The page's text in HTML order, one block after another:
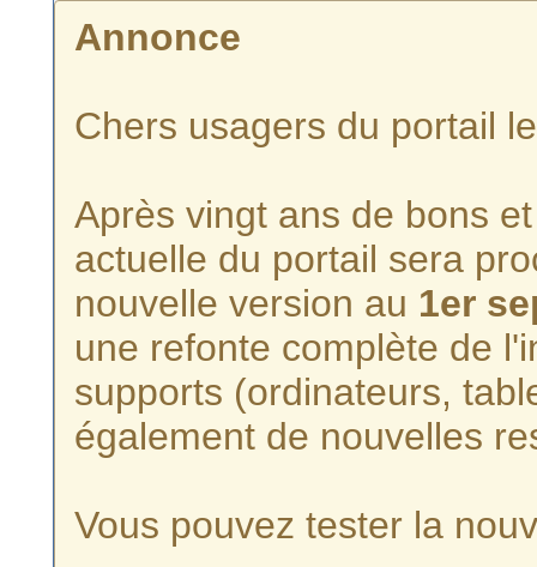
Annonce
Chers usagers du portail
Après vingt ans de bons
actuelle du portail sera
nouvelle version au 1er
une refonte complète de
supports (ordinateurs,
également de nouvelles
Vous pouvez tester la